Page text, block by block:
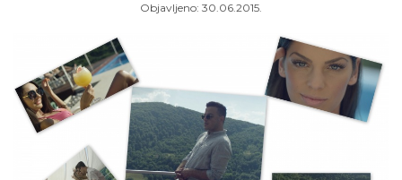
Objavljeno: 30.06.2015.